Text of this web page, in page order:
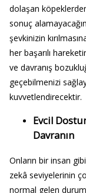
dolaşan
sonuç
şevkinizin
her başarılı
ve davranış
geçebilmenizi
kuvvetlendirecektir.
Evcil
Davranın
Onların bir insan
zekâ seviyelerinin
normal gelen